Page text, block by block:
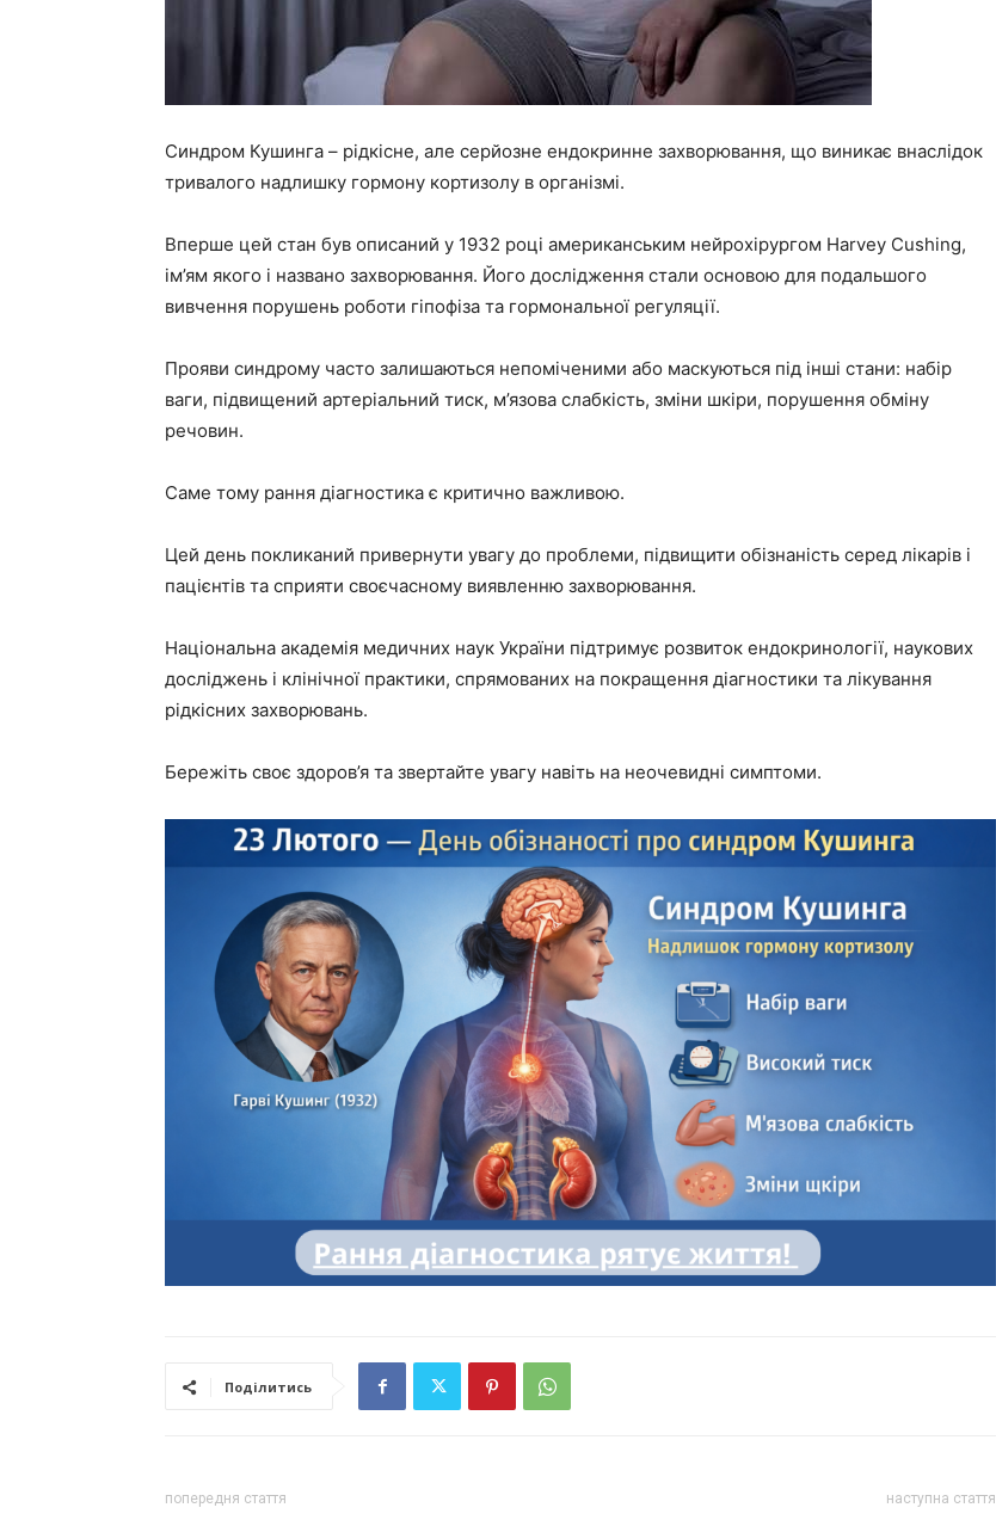
Синдром Кушинга – рідкісне, але серйозне ендокринне захворювання, що виникає внаслідок
тривалого надлишку гормону кортизолу в організмі.
Вперше цей стан був описаний у 1932 році американським нейрохірургом Harvey Cushing,
ім’ям якого і названо захворювання. Його дослідження стали основою для подальшого
вивчення порушень роботи гіпофіза та гормональної регуляції.
Прояви синдрому часто залишаються непоміченими або маскуються під інші стани: набір
ваги, підвищений артеріальний тиск, м’язова слабкість, зміни шкіри, порушення обміну
речовин.
Саме тому рання діагностика є критично важливою.
Цей день покликаний привернути увагу до проблеми, підвищити обізнаність серед лікарів і
пацієнтів та сприяти своєчасному виявленню захворювання.
Національна академія медичних наук України підтримує розвиток ендокринології, наукових
досліджень і клінічної практики, спрямованих на покращення діагностики та лікування
рідкісних захворювань.
Бережіть своє здоров’я та звертайте увагу навіть на неочевидні симптоми.
Поділитись
попередня стаття наступна стаття